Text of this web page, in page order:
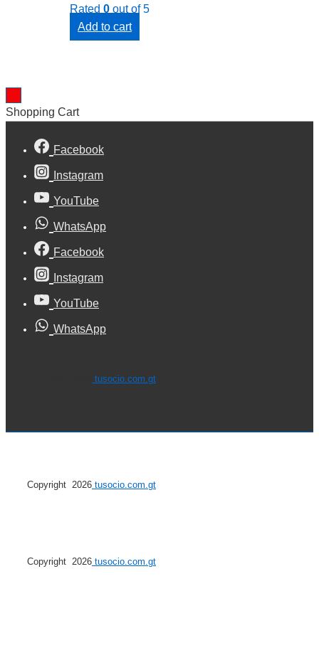
Rated 0 out of 5
Add to cart
Shopping Cart
Facebook
Instagram
YouTube
WhatsApp
Facebook
Instagram
YouTube
WhatsApp
tusocio.com.gt
Copyright 2026 tusocio.com.gt
Copyright 2026 tusocio.com.gt